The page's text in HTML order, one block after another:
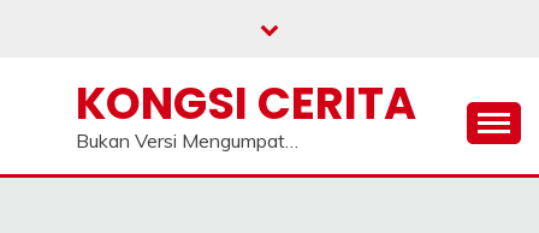
KONGSI CERITA
Bukan Versi Mengumpat…